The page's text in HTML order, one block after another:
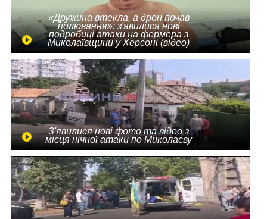
«Дружина втекла, а дрон почав
полювання»: з'явилися нові
подробиці атаки на фермера з
Миколаївщини у Херсоні (відео)
З'явилися нові фото та відео з
місця нічної атаки по Миколаєву